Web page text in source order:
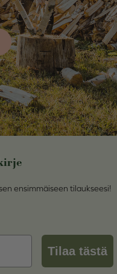
ensimmäiseen tilaukseesi!
Tilaa tästä